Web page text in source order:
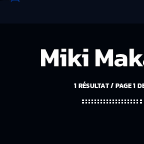
Miki
1 RÉSULTAT / PAGE 1